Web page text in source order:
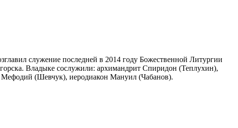
служение последней в 2014 году Божественной Литургии
Владыке сослужили: архимандрит Спиридон (Теплухин),
(Шевчук), иеродиакон Мануил (Чабанов).